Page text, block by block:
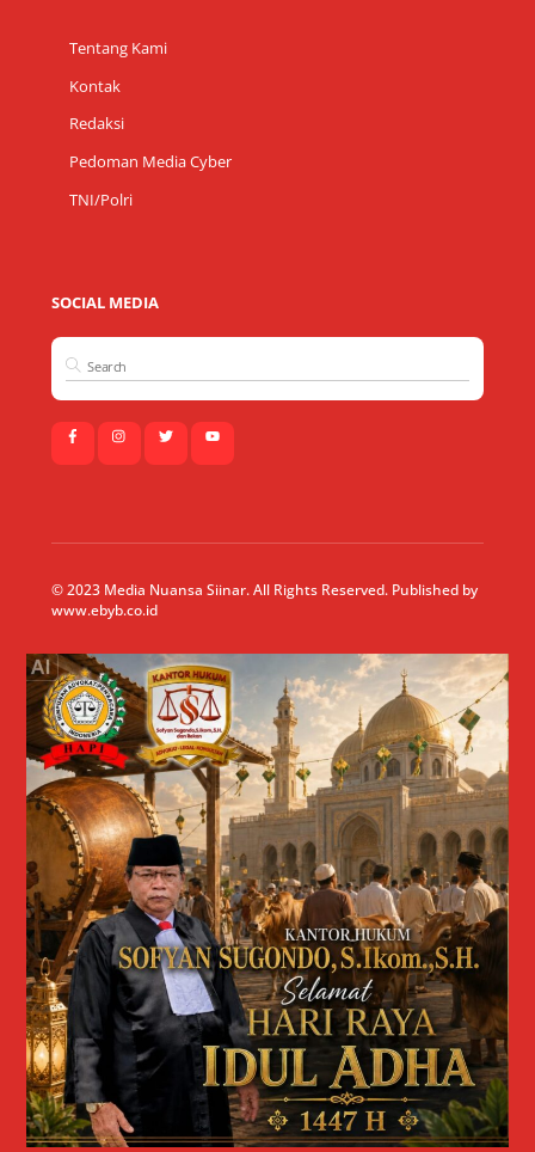
Tentang Kami
Kontak
Redaksi
Pedoman Media Cyber
TNI/Polri
SOCIAL MEDIA
© 2023 Media Nuansa Siinar. All Rights Reserved. Published by
www.ebyb.co.id